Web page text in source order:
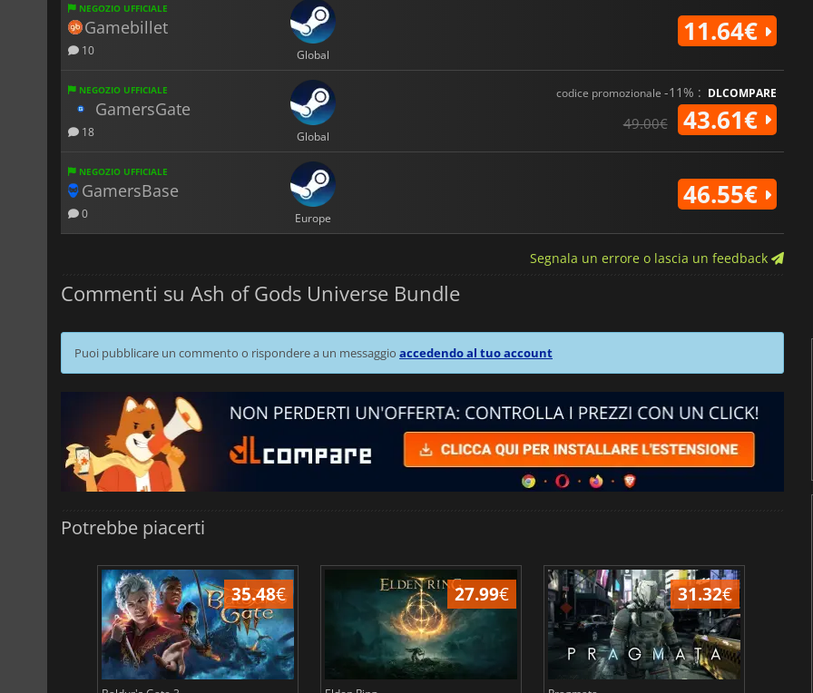
NEGOZIO UFFICIALE
Gamebillet
10 Global
11.64€
NEGOZIO UFFICIALE
GamersGate
18 Global
codice promozionale -11% : DLCOMPARE
49.00€ 43.61€
NEGOZIO UFFICIALE
GamersBase
0 Europe
46.55€
Segnala un errore o lascia un feedback
Commenti su Ash of Gods Universe Bundle
Puoi pubblicare un commento o rispondere a un messaggio accedendo al tuo account
Potrebbe piacerti
35.48€ 27.99€ 31.32€